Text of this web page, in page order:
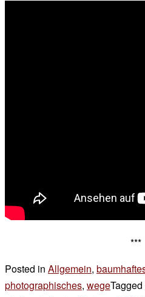
***
Posted in Allgemein,
photographisches, wegeTagged